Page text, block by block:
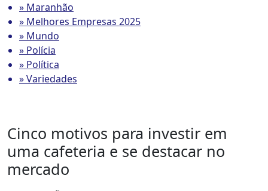
» Maranhão
» Melhores Empresas 2025
» Mundo
» Polícia
» Política
» Variedades
Cinco motivos para investir em
uma cafeteria e se destacar no
mercado